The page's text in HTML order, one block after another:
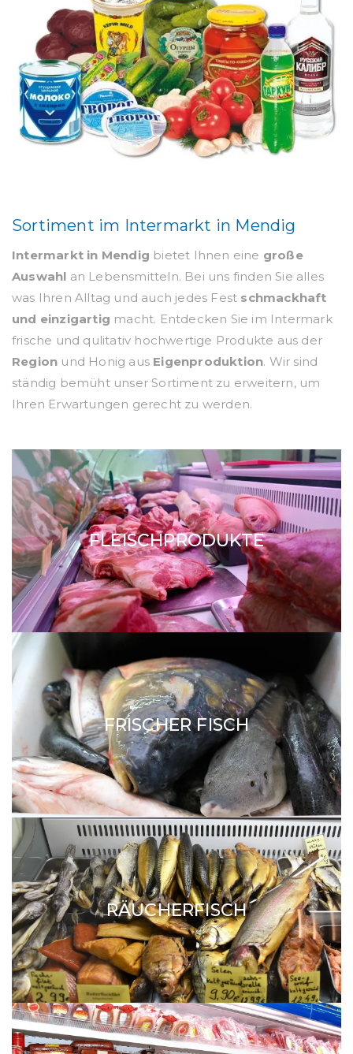
Sortiment im Intermarkt in Mendig
Intermarkt in Mendig bietet Ihnen eine große
Auswahl an Lebensmitteln. Bei uns finden Sie alles
was Ihren Alltag und auch jedes Fest schmackhaft
und einzigartig macht. Entdecken Sie im Intermark
frische und qulitativ hochwertige Produkte aus der
Region und Honig aus Eigenproduktion. Wir sind
ständig bemüht unser Sortiment zu erweitern, um
Ihren Erwartungen gerecht zu werden.
FLEISCHPRODUKTE
FRISCHER FISCH
RÄUCHERFISCH